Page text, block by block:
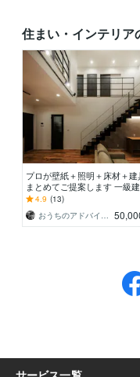
住まい・インテリア
プロが壁紙＋照明＋床材＋建
まとめてご提案します 一級建
士が床材・壁紙・建具・照明
を品番・価格つきで提案
4.9 (13)